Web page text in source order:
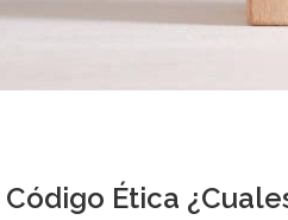
Código Ética